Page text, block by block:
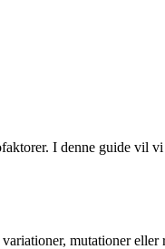
I denne guide vil
mutationer